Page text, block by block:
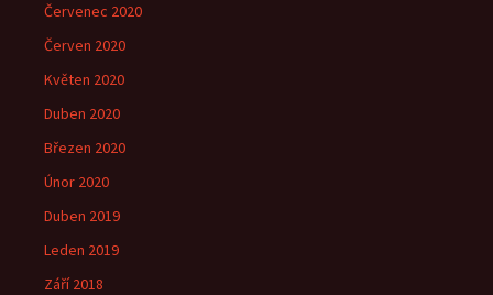
Červenec 2020
Červen 2020
Květen 2020
Duben 2020
Březen 2020
Únor 2020
Duben 2019
Leden 2019
Září 2018